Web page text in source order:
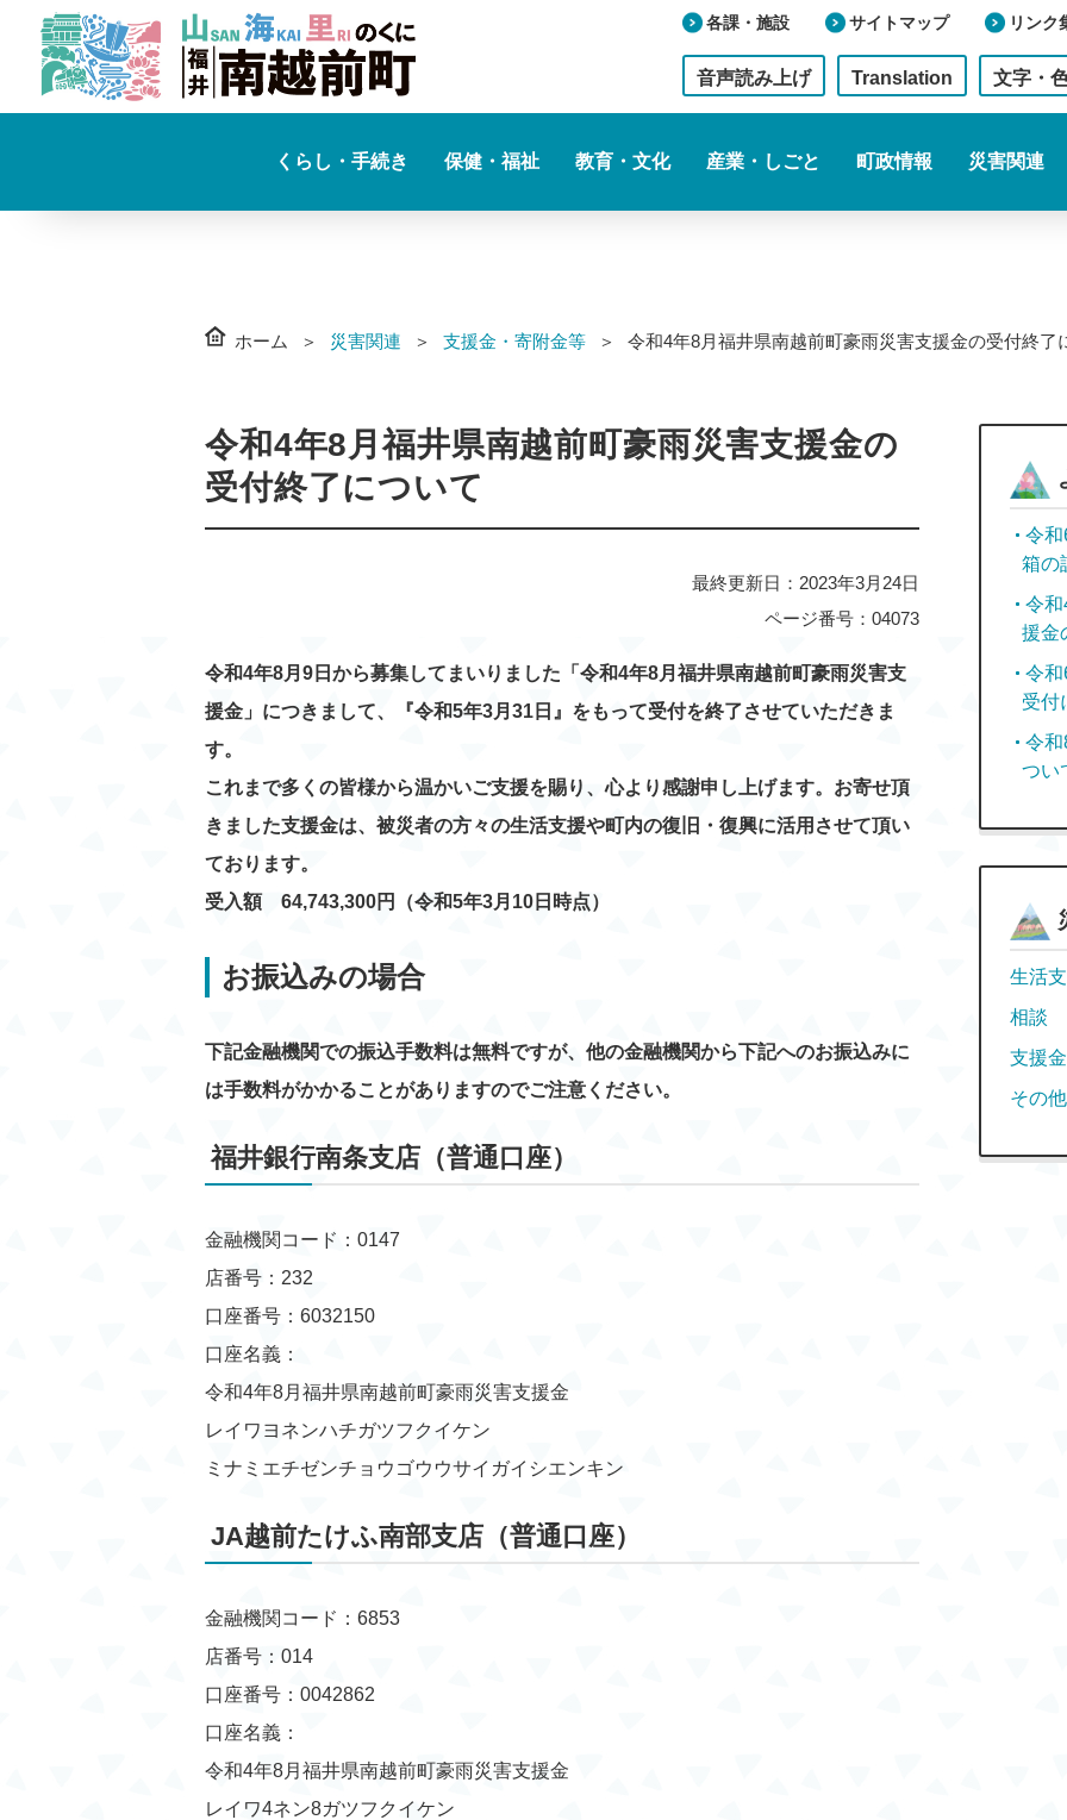
各課・施設 サイトマップ リンク
音声読み上げ Translation 文字・
くらし・手続き 保健・福祉 教育・文化 産業・しごと 町政情報 災害関連
ホーム 災害関連 支援金・寄附金等 令和4年8月福井県南越前町豪雨災害支援金の受付
令和4年8月福井県南越前町豪雨災害支援金の
受付終了について
最終更新日：2023年3月24日
ページ番号：04073
令和4年8月9日から募集してまいりました「令和4年8月福井県南越前町豪雨災害支
援金」につきまして、『令和5年3月31日』をもって受付を終了させていただきま
す。
これまで多くの皆様から温かいご支援を賜り、心より感謝申し上げます。お寄せ頂
きました支援金は、被災者の方々の生活支援や町内の復旧・復興に活用させて頂い
ております。
受入額 64,743,300円（令和5年3月10日時点）
お振込みの場合
下記金融機関での振込手数料は無料ですが、他の金融機関から下記へのお振込みに
は手数料がかかることがありますのでご注意ください。
福井銀行南条支店（普通口座）
金融機関コード：0147
店番号：232
口座番号：6032150
口座名義：
令和4年8月福井県南越前町豪雨災害支援金
レイワヨネンハチガツフクイケン
ミナミエチゼンチョウゴウウサイガイシエンキン
JA越前たけふ南部支店（普通口座）
金融機関コード：6853
店番号：014
口座番号：0042862
口座名義：
令和4年8月福井県南越前町豪雨災害支援金
レイワ4ネン8ガツフクイケン
令
箱の
令
援金
令
受付
令
つい
生活
相談
支援
その